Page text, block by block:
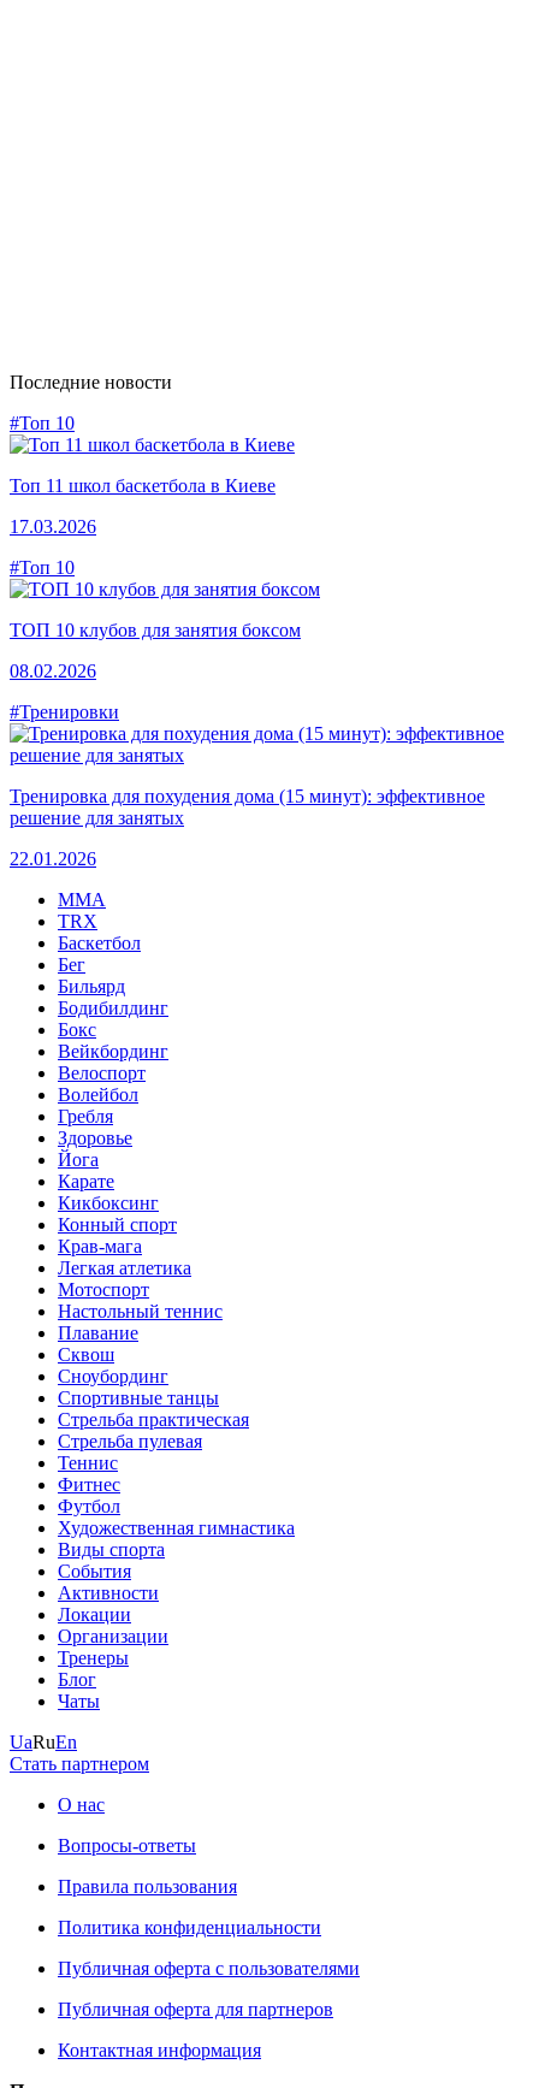
Последние новости
#Топ 10
Топ 11 школ баскетбола в Киеве
17.03.2026
#Топ 10
ТОП 10 клубов для занятия боксом
08.02.2026
#Тренировки
Тренировка для похудения дома (15 минут): эффективное
решение для занятых
22.01.2026
MMA
TRX
Баскетбол
Бег
Бильярд
Бодибилдинг
Бокс
Вейкбординг
Велоспорт
Волейбол
Гребля
Здоровье
Йога
Карате
Кикбоксинг
Конный спорт
Крав-мага
Легкая атлетика
Мотоспорт
Настольный теннис
Плавание
Сквош
Сноубординг
Спортивные танцы
Стрельба практическая
Стрельба пулевая
Теннис
Фитнес
Футбол
Художественная гимнастика
Виды спорта
События
Активности
Локации
Организации
Тренеры
Блог
Чаты
UaRuEn
Стать партнером
О нас
Вопросы-ответы
Правила пользования
Политика конфиденциальности
Публичная оферта с пользователями
Публичная оферта для партнеров
Контактная информация